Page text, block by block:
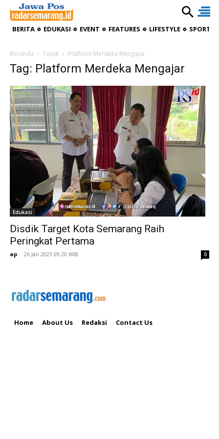
BERITA EDUKASI EVENT FEATURES LIFESTYLE
Beranda Topik Platform Merdeka Mengajar
Tag: Platform Merdeka Mengajar
Edukasi
Disdik Target Kota Semarang Raih
Peringkat Pertama
ap - 26 Jan 2023 09:20 WIB 0
Home About Us Redaksi Contact Us